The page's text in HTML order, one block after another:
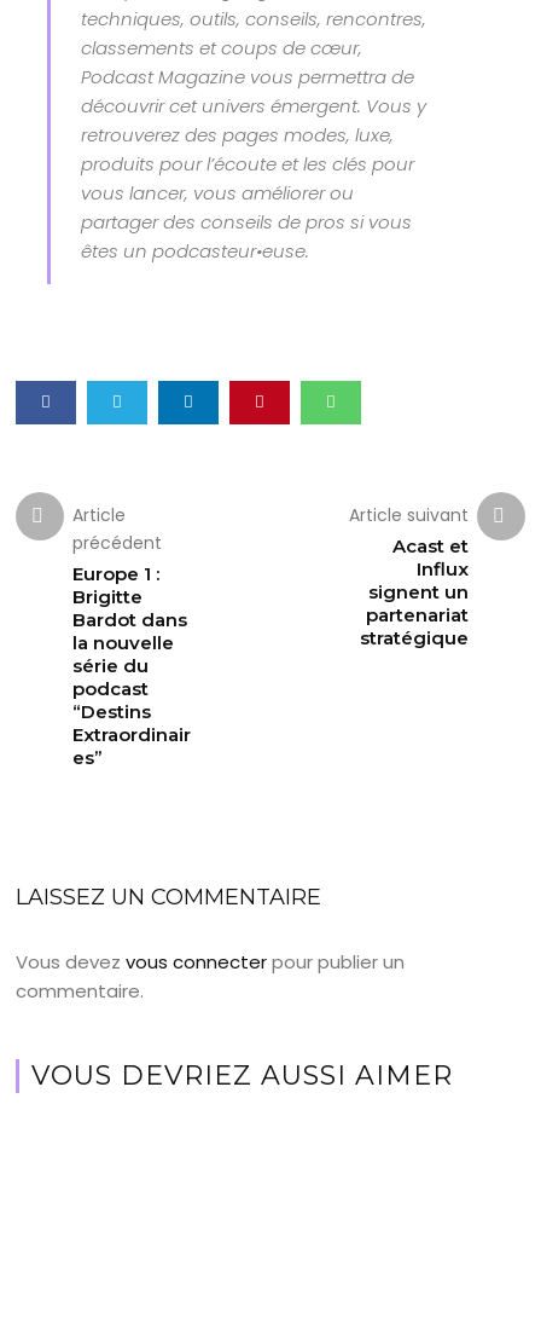
techniques, outils, conseils, rencontres,
classements et coups de cœur,
Podcast Magazine vous permettra de
découvrir cet univers émergent. Vous y
retrouverez des pages modes, luxe,
produits pour l’écoute et les clés pour
vous lancer, vous améliorer ou
partager des conseils de pros si vous
êtes un podcasteur•euse.
Article
précédent
Europe 1 :
Brigitte
Bardot dans
la nouvelle
série du
podcast
“Destins
Extraordinair
es”
Article suivant
Acast et
Influx
signent un
partenariat
stratégique
LAISSEZ UN COMMENTAIRE
Vous devezvous connecterpour publier un
commentaire.
VOUS DEVRIEZ AUSSI AIMER